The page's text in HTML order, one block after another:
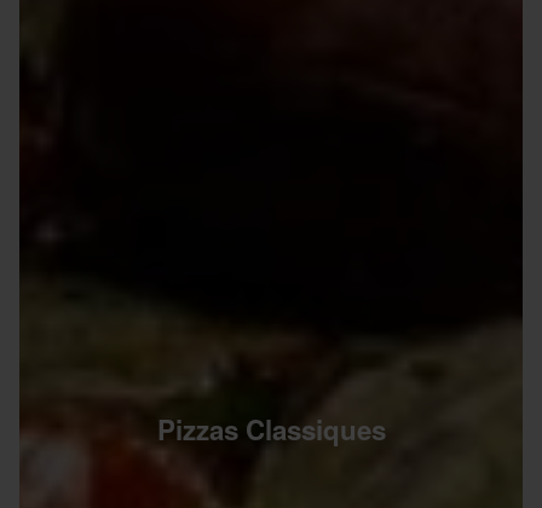
Pizzas Classiques